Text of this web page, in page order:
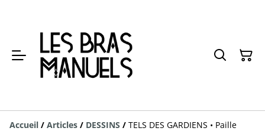
Accueil / Articles / DESSINS / TELS DES GARDIENS • Paille